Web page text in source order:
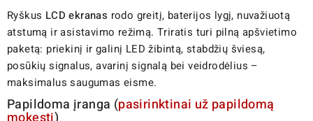
Ryškus LCD ekranas rodo greitį, baterijos lygį, nuvažiuotą
atstumą ir asistavimo režimą. Triratis turi pilną apšvietimo
paketą: priekinį ir galinį LED žibintą, stabdžių šviesą,
posūkių signalus, avarinį signalą bei veidrodėlius –
maksimalus saugumas eisme.
Papildoma įranga (pasirinktinai už papildomą